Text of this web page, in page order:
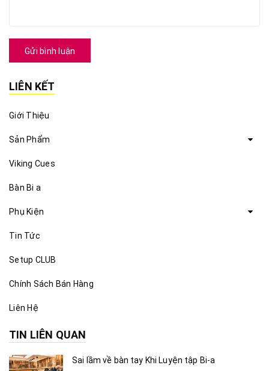
Gửi bình luận
LIÊN KẾT
Giới Thiệu
Sản Phẩm
Viking Cues
Bàn Bi a
Phụ Kiện
Tin Tức
Setup CLUB
Chính Sách Bán Hàng
Liên Hệ
TIN LIÊN QUAN
Sai lầm về bàn tay Khi Luyện tập Bi-a